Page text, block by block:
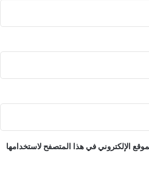
الإلكتروني في هذا المتصفح لاستخدامها